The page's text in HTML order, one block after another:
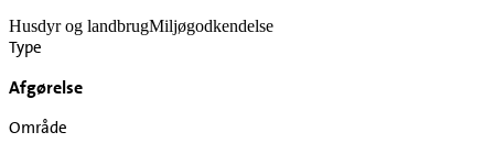
Husdyr og landbrugMiljøgodkendelse
Type
Afgørelse
Område